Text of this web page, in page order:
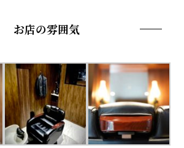
お店の雰囲気